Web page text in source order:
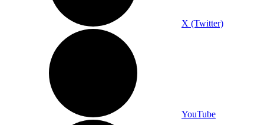
X (Twitter)
YouTube